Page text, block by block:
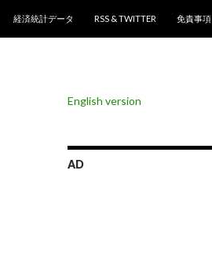
経済統計データ
RSS & TWITTER 免責事項
English version
AD